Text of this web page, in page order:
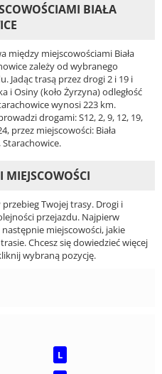
BIAŁA
między miejscowościami Biała
zależy od wybranego
Jadąc trasą przez drogi 2 i 19 i
i Osiny (koło Żyrzyna) odległość
wynosi 223 km.
drogami: S12, 2, 9, 12, 19,
przez miejscowości: Biała
Starachowice.
MIEJSCOWOŚCI
Twojej trasy. Drogi i
przejazdu. Najpierw
miejscowości, jakie
Chcesz się dowiedzieć więcej
wybraną pozycję.
L